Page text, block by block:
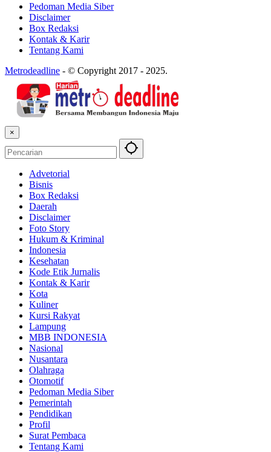
Pedoman Media Siber
Disclaimer
Box Redaksi
Kontak & Karir
Tentang Kami
Metrodeadline - © Copyright 2017 - 2025.
×
Advetorial
Bisnis
Box Redaksi
Daerah
Disclaimer
Foto Story
Hukum & Kriminal
Indonesia
Kesehatan
Kode Etik Jurnalis
Kontak & Karir
Kota
Kuliner
Kursi Rakyat
Lampung
MBB INDONESIA
Nasional
Nusantara
Olahraga
Otomotif
Pedoman Media Siber
Pemerintah
Pendidikan
Profil
Surat Pembaca
Tentang Kami